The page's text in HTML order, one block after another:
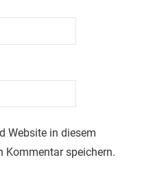
Website in diesem
Kommentar speichern.